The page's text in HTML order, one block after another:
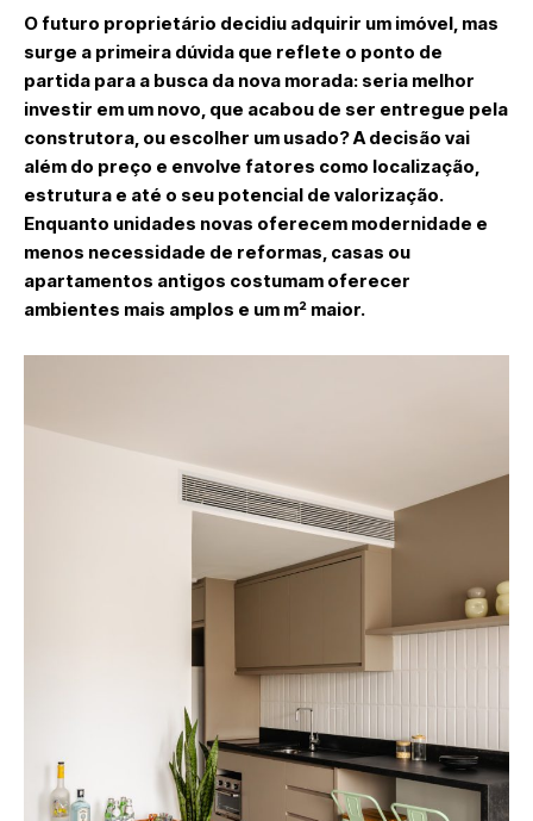
O futuro proprietário decidiu adquirir um imóvel, mas
surge a primeira dúvida que reflete o ponto de
partida para a busca da nova morada: seria melhor
investir em um novo, que acabou de ser entregue pela
construtora, ou escolher um usado? A decisão vai
além do preço e envolve fatores como localização,
estrutura e até o seu potencial de valorização.
Enquanto unidades novas oferecem modernidade e
menos necessidade de reformas, casas ou
apartamentos antigos costumam oferecer
ambientes mais amplos e um m² maior.